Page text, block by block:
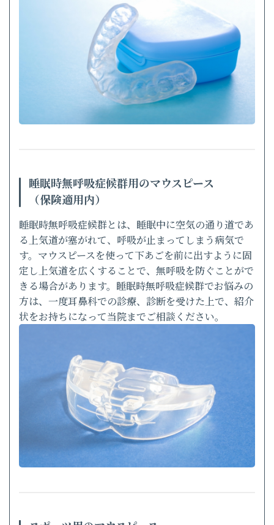
睡眠時無呼吸症候群用のマウスピース
（保険適用内）
睡眠時無呼吸症候群とは、睡眠中に空気の通り道であ
る上気道が塞がれて、呼吸が止まってしまう病気で
す。マウスピースを使って下あごを前に出すように固
定し上気道を広くすることで、無呼吸を防ぐことがで
きる場合があります。睡眠時無呼吸症候群でお悩みの
方は、一度耳鼻科での診療、診断を受けた上で、紹介
状をお持ちになって当院までご相談ください。